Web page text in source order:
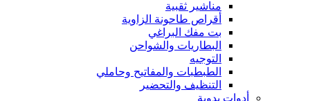
مناشير ثقبية
أقراص طاحونة الزاوية
بت مفك البراغي
البطاريات والشواحن
التوجيه
الطبطبات والمفاتيح وحاملي
التنظيف والتحضير
أدوات يدوية